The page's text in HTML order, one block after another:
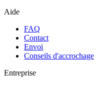
Aide
FAQ
Contact
Envoi
Conseils d'accrochage
Entreprise